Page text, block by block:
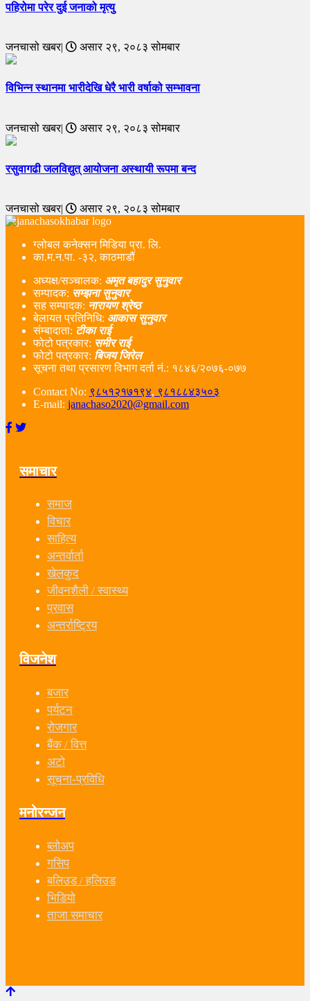
पहिरोमा परेर दुई जनाको मृत्यु
जनचासो खबर| असार २९, २०८३ सोमबार
विभिन्न स्थानमा भारीदेखि धेरै भारी वर्षाको सम्भावना
जनचासो खबर| असार २९, २०८३ सोमबार
रसुवागढी जलविद्युत् आयोजना अस्थायी रूपमा बन्द
जनचासो खबर| असार २९, २०८३ सोमबार
ग्लोबल कनेक्सन मिडिया प्रा. लि.
का.म.न.पा. -३२, काठमाडौं
अध्यक्ष/सञ्चालक: अमृत बहादुर सुनुवार
सम्पादक: सम्झना सुनुवार
सह सम्पादक: नारायण श्रेष्ठ
बेलायत प्रतिनिधि: आकास सुनुवार
संम्बादाता: टीका राई
फोटो पत्रकार: समीर राई
फोटो पत्रकार: बिजय जिरेल
सूचना तथा प्रसारण विभाग दर्ता नं‌.: १८४६/२०७६-०७७
Contact No: ९८५१२१७१९४, ९८१८८४३५०३
E-mail: janachaso2020@gmail.com
समाचार
समाज
विचार
साहित्य
अन्तर्वार्ता
खेलकुद
जीवनशैली / स्वास्थ्य
प्रवास
अन्तर्राष्ट्रिय
विजनेश
बजार
पर्यटन
रोजगार
बैंक / वित्त
अटो
सूचना-प्रविधि
मनोरन्जन
ब्लोअप
गसिप
बलिउड / हलिउड
भिडियो
ताजा समाचार